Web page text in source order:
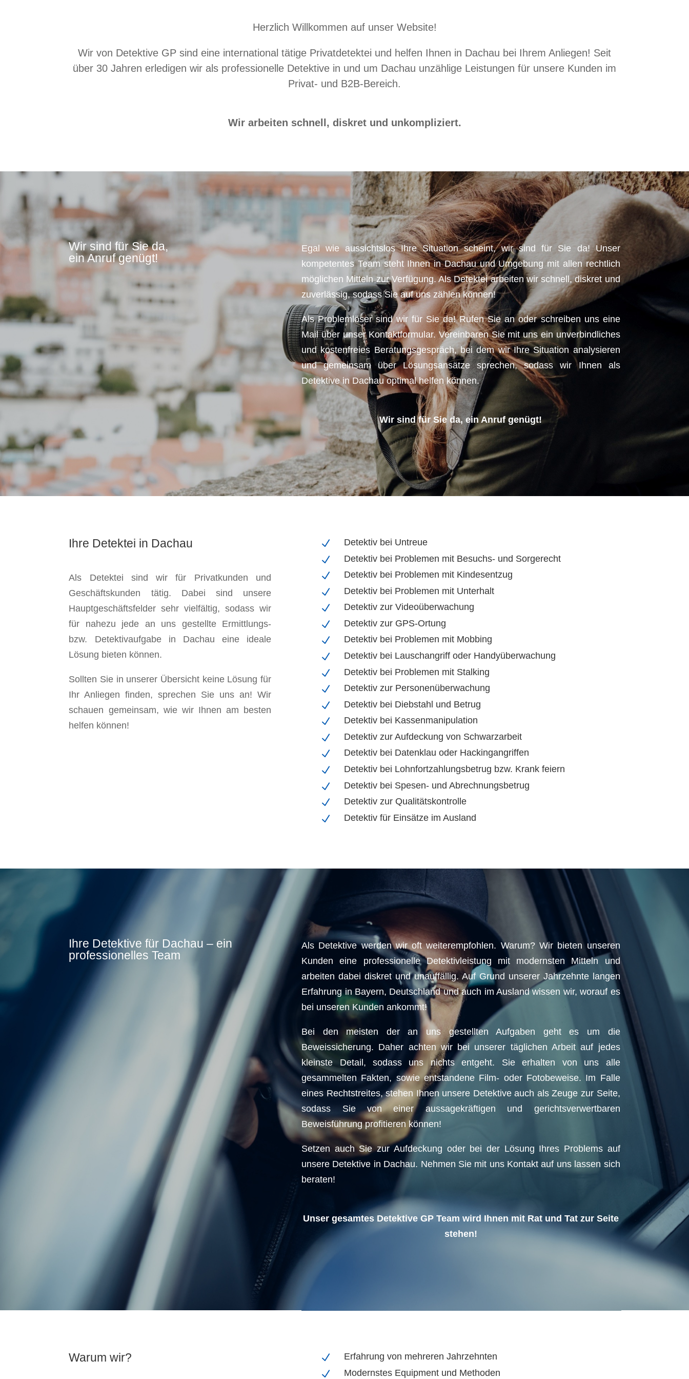
Herzlich Willkommen auf unser Website!
Wir von Detektive GP sind eine international tätige Privatdetektei und helfen Ihnen in Dachau bei Ihrem Anliegen! Seit
über 30 Jahren erledigen wir als professionelle Detektive in und um Dachau unzählige Leistungen für unsere Kunden im
Privat- und B2B-Bereich.
Wir arbeiten schnell, diskret und unkompliziert.
Wir sind für Sie da,
ein Anruf genügt!
Egal wie aussichtslos Ihre Situation scheint, wir sind für Sie da! Unser
kompetentes Team steht Ihnen in Dachau und Umgebung mit allen rechtlich
möglichen Mitteln zur Verfügung. Als Detektei arbeiten wir schnell, diskret und
zuverlässig, sodass Sie auf uns zählen können!
Als Problemlöser sind wir für Sie da! Rufen Sie an oder schreiben uns eine
Mail über unser Kontaktformular. Vereinbaren Sie mit uns ein unverbindliches
und kostenfreies Beratungsgespräch, bei dem wir Ihre Situation analysieren
und gemeinsam über Lösungsansätze sprechen, sodass wir Ihnen als
Detektive in Dachau optimal helfen können.
Wir sind für Sie da, ein Anruf genügt!
Ihre Detektei in Dachau
Als Detektei sind wir für Privatkunden und
Geschäftskunden tätig. Dabei sind unsere
Hauptgeschäftsfelder sehr vielfältig, sodass wir
für nahezu jede an uns gestellte Ermittlungs-
bzw. Detektivaufgabe in Dachau eine ideale
Lösung bieten können.
Sollten Sie in unserer Übersicht keine Lösung für
Ihr Anliegen finden, sprechen Sie uns an! Wir
schauen gemeinsam, wie wir Ihnen am besten
helfen können!
N Detektiv bei Untreue
N Detektiv bei Problemen mit Besuchs- und Sorgerecht
N Detektiv bei Problemen mit Kindesentzug
N Detektiv bei Problemen mit Unterhalt
N Detektiv zur Videoüberwachung
N Detektiv zur GPS-Ortung
N Detektiv bei Problemen mit Mobbing
N Detektiv bei Lauschangriff oder Handyüberwachung
N Detektiv bei Problemen mit Stalking
N Detektiv zur Personenüberwachung
N Detektiv bei Diebstahl und Betrug
N Detektiv bei Kassenmanipulation
N Detektiv zur Aufdeckung von Schwarzarbeit
N Detektiv bei Datenklau oder Hackingangriffen
N Detektiv bei Lohnfortzahlungsbetrug bzw. Krank feiern
N Detektiv bei Spesen- und Abrechnungsbetrug
N Detektiv zur Qualitätskontrolle
N Detektiv für Einsätze im Ausland
Ihre Detektive für Dachau – ein
professionelles Team
Als Detektive werden wir oft weiterempfohlen. Warum? Wir bieten unseren
Kunden eine professionelle Detektivleistung mit modernsten Mitteln und
arbeiten dabei diskret und unauffällig. Auf Grund unserer Jahrzehnte langen
Erfahrung in Bayern, Deutschland und auch im Ausland wissen wir, worauf es
bei unseren Kunden ankommt!
Bei den meisten der an uns gestellten Aufgaben geht es um die
Beweissicherung. Daher achten wir bei unserer täglichen Arbeit auf jedes
kleinste Detail, sodass uns nichts entgeht. Sie erhalten von uns alle
gesammelten Fakten, sowie entstandene Film- oder Fotobeweise. Im Falle
eines Rechtstreites, stehen Ihnen unsere Detektive auch als Zeuge zur Seite,
sodass Sie von einer aussagekräftigen und gerichtsverwertbaren
Beweisführung profitieren können!
Setzen auch Sie zur Aufdeckung oder bei der Lösung Ihres Problems auf
unsere Detektive in Dachau. Nehmen Sie mit uns Kontakt auf uns lassen sich
beraten!
Unser gesamtes Detektive GP Team wird Ihnen mit Rat und Tat zur Seite
stehen!
Warum wir? N Erfahrung von mehreren Jahrzehnten
N Modernstes Equipment und Methoden